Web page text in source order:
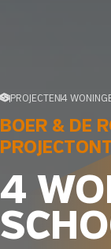
PROJECTEN 4
BOER & DE
4